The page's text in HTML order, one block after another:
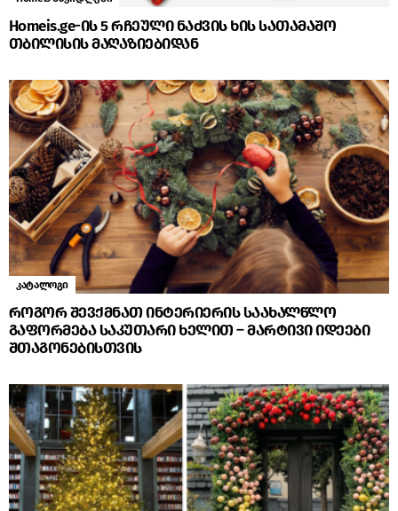
Homeis.ge-ის 5 რჩეული ნაძვის ხის სათამაშო
თბილისის მაღაზიებიდან
კატალოგი
როგორ შევქმნათ ინტერიერის საახალწლო
გაფორმება საკუთარი ხელით – მარტივი იდეები
შთაგონებისთვის